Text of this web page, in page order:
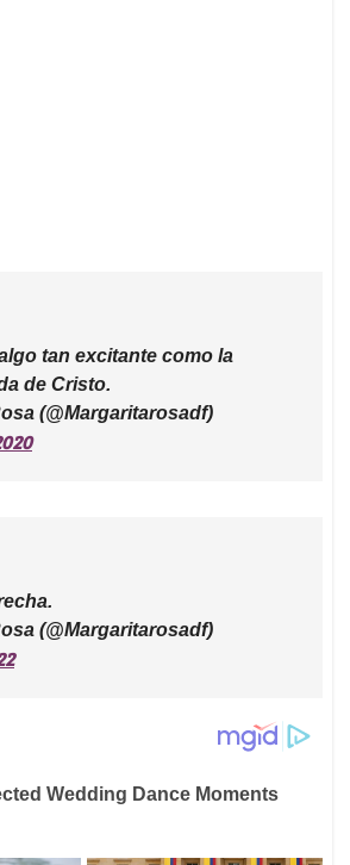
tan excitante como la
de Cristo.
(@Margaritarosadf)
(@Margaritarosadf)